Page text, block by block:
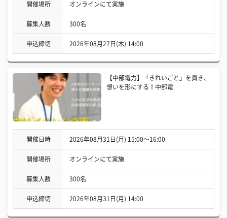
開催場所 オンラインにて実施
募集人数 300名
申込締切 2026年08月27日(木) 14:00
【中部電力】「きれいごと」を貫き、
想いを形にする！中部電
開催日時 2026年08月31日(月) 15:00〜16:00
開催場所 オンラインにて実施
募集人数 300名
申込締切 2026年08月31日(月) 14:00